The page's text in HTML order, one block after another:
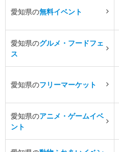
愛知県の無料イベント
愛知県のグルメ・フードフェ
ス
愛知県のフリーマーケット
愛知県のアニメ・ゲームイベ
ント